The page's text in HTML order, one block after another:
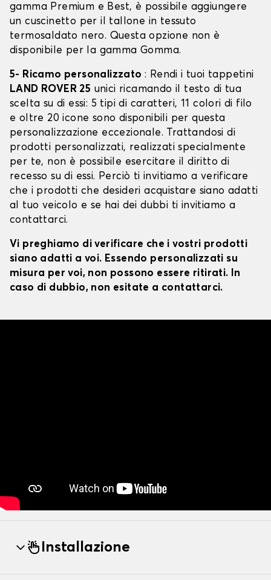
gamma Premium e Best, è possibile aggiungere
un cuscinetto per il tallone in tessuto
termosaldato nero. Questa opzione non è
disponibile per la gamma Gomma.
5- Ricamo personalizzato : Rendi i tuoi tappetini
LAND ROVER 25 unici ricamando il testo di tua
scelta su di essi: 5 tipi di caratteri, 11 colori di filo
e oltre 20 icone sono disponibili per questa
personalizzazione eccezionale. Trattandosi di
prodotti personalizzati, realizzati specialmente
per te, non è possibile esercitare il diritto di
recesso su di essi. Perciò ti invitiamo a verificare
che i prodotti che desideri acquistare siano adatti
al tuo veicolo e se hai dei dubbi ti invitiamo a
contattarci.
Vi preghiamo di verificare che i vostri prodotti
siano adatti a voi. Essendo personalizzati su
misura per voi, non possono essere ritirati. In
caso di dubbio, non esitate a contattarci.
Installazione